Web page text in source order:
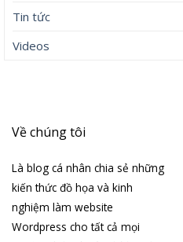
Tin tức
Videos
Về chúng tôi
Là blog cá nhân chia sẻ những
kiến thức đồ họa và kinh
nghiệm làm website
Wordpress cho tất cả mọi